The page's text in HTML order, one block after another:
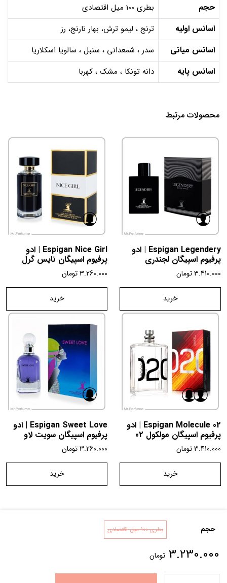
حجم بطری 100 میل اقتصادی
3.230.000 تومان
حجم بطری 100 میل اقتصادی
اسانس اولیه ترنج ، لیمو ترش، بهار نارنج، رز
اسانس میانی سدر ، شمعدانی ، سنبل ، سالویا اسکلاریا
اسانس پایه دانه تونکا ، مشک ، کهربا
محصولات مرتبط
Espigan Legendery | ادو
پرفیوم اسپیگان لجندری
3.410.000تومان
خرید
Espigan Nice Girl | ادو
پرفیوم اسپیگان نایس گرل
3.260.000تومان
خرید
Espigan Molecule 02 | ادو
پرفیوم اسپیگان مولکول 02
3.410.000تومان
خرید
Espigan Sweet Love | ادو
پرفیوم اسپیگان سویت لاو
3.260.000تومان
خرید